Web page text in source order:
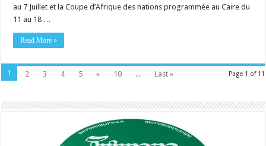
au 7 Juillet et la Coupe d’Afrique des nations programmée au Caire du
11 au 18 …
Read More »
Page 1 of 11
1 2 3 4 5 » 10 ... Last »